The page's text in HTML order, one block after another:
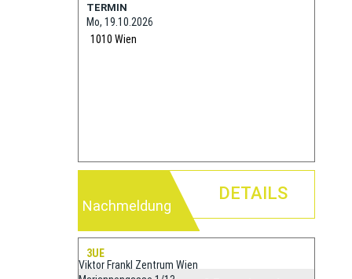
TERMIN
Mo, 19.10.2026
1010 Wien
Nachmeldung
DETAILS
3UE
Viktor Frankl Zentrum Wien